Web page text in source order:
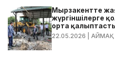
Мырзакентте
жүргіншілерге
орта
22.05.2026 | АЙМАҚ